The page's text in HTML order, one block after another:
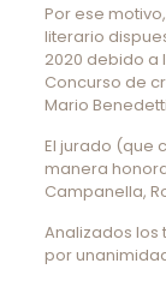
Por ese
literario
2020 debido a
Concurso de
Mario
El jurado (que
manera
Campanella,
Analizados los
por